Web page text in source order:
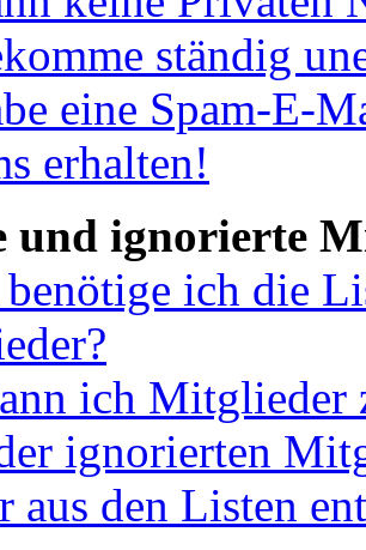
ständig
eine Spam-E-
erhalten!
und ignorierte
ich die
ich Mitglieder
ignorierten
aus den Listen